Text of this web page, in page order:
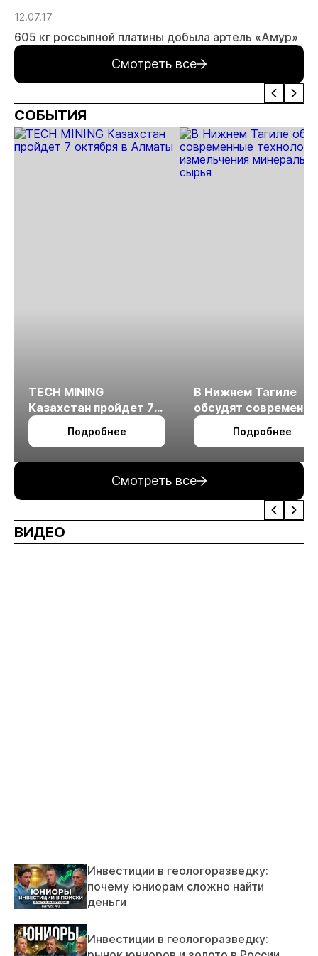
12.07.17
605 кг россыпной платины добыла артель «Амур»
Смотреть все
СОБЫТИЯ
TECH MINING
Казахстан пройдет 7
октября в Алматы
Подробнее
В Нижнем Тагиле
обсудят
технологии
измельчения
Подробнее
Смотреть все
ВИДЕО
Инвестиции в геологоразведку:
почему юниорам сложно найти
деньги
Инвестиции в геологоразведку: